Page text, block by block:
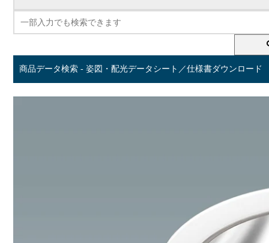
商品データ検索 - 姿図・配光データシート／仕様書ダウンロード